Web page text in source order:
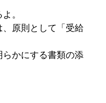
。
原則として「受給
かにする書類の添